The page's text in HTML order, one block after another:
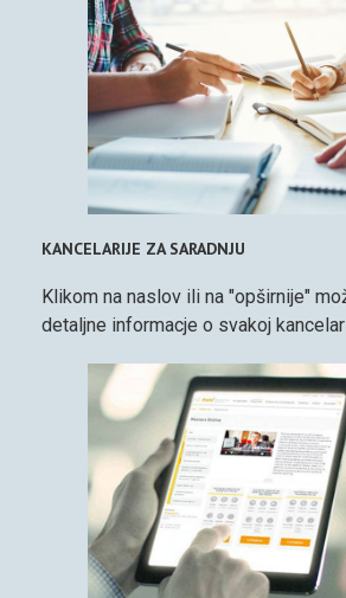
KANCELARIJE ZA SARADNJU
Klikom na naslov ili na "opširnije"
detaljne informacje o svakoj